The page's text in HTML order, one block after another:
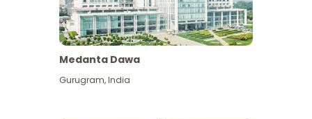
Medanta Dawa
Gurugram,India